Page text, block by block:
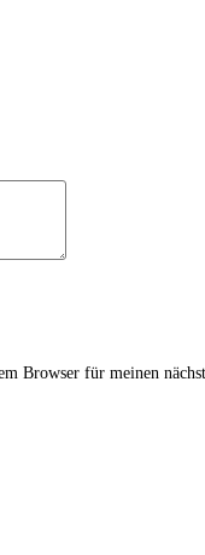
Browser für meinen